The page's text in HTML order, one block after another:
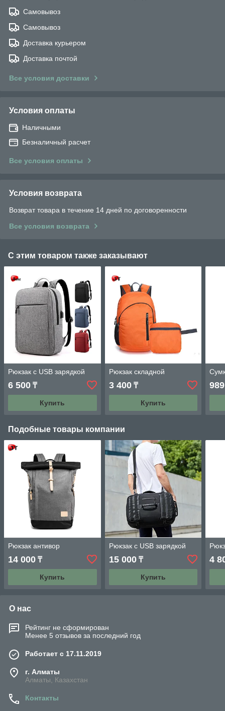
Самовывоз
Самовывоз
Доставка курьером
Доставка почтой
Все условия доставки
Условия оплаты
Наличными
Безналичный расчет
Все условия оплаты
Условия возврата
Возврат товара в течение 14 дней по договоренности
Все условия возврата
С этим товаром также заказывают
Рюкзак с USB зарядкой
6 500 ₸
Купить
Рюкзак складной
3 400₸
Купить
989
Подобные товары компании
Рюкзак антивор
14 000 ₸
Купить
Рюкзак с USB зарядкой
15 000₸
Купить
4
О нас
Рейтинг не сформирован
Менее 5 отзывов за последний год
Работает с 17.11.2019
г. Алматы
Алматы, Казахстан
Контакты